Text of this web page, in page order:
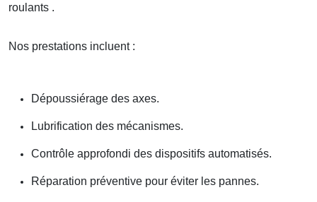
roulants .
Nos prestations incluent :
Dépoussiérage des axes.
Lubrification des mécanismes.
Contrôle approfondi des dispositifs automatisés.
Réparation préventive pour éviter les pannes.